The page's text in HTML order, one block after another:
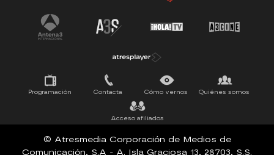
Programación Contacta Cómo vernos Quiénes somos
Acceso afiliados
© Atresmedia Corporación de Medios de
Comunicación, S.A - A. Isla Graciosa 13, 28703, S.S.